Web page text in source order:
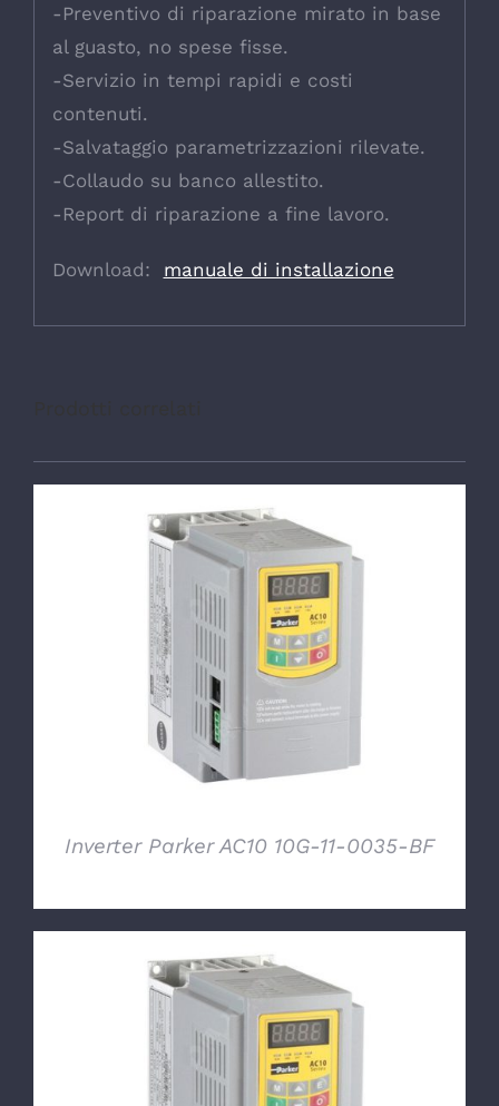
-Preventivo di riparazione mirato in base
al guasto, no spese fisse.
-Servizio in tempi rapidi e costi
contenuti.
-Salvataggio parametrizzazioni rilevate.
-Collaudo su banco allestito.
-Report di riparazione a fine lavoro.
Download: manuale di installazione
DETTAGLI
Inverter Parker AC10 10G-11-0035-BF
DETTAGLI